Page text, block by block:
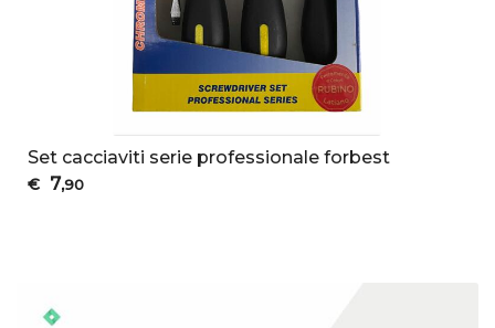
Set cacciaviti serie professionale forbest
€ 7,90